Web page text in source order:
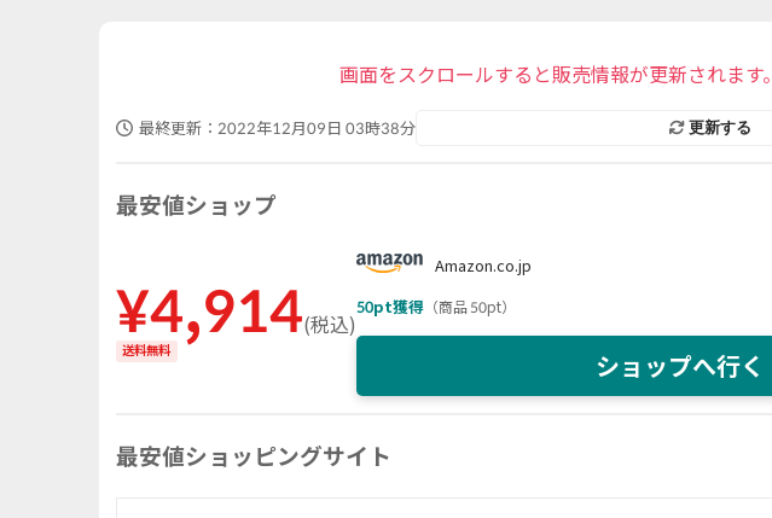
画面をスクロールすると販売情報が更新されます。
最終更新： 2022年12月09日 03時38分 更新する
最安値ショップ
¥4,914(税込)
送料無料
Amazon.co.jp
50pt獲得 （商品 50pt）
ショップへ行く
最安値ショッピングサイト